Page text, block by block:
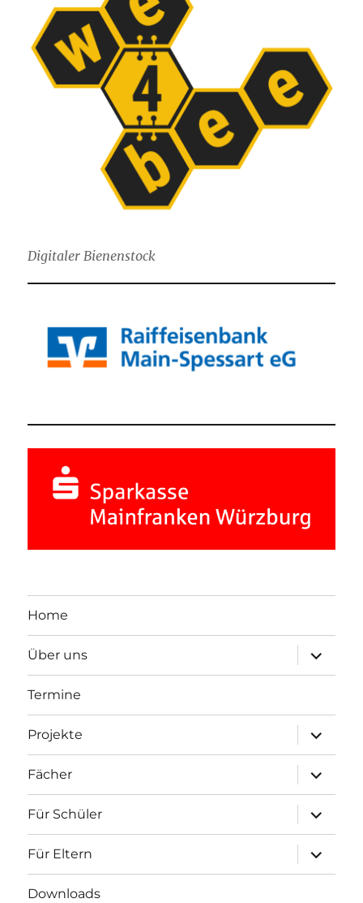
Digitaler Bienenstock
Home
Über uns
öffnen
Termine
Projekte
öffnen
Fächer
öffnen
Für Schüler
öffnen
Für Eltern
öffnen
Downloads